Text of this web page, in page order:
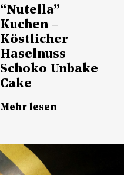
“Nutella”
Kuchen –
Köstlicher
Haselnuss
Schoko Unbake
Cake
Mehr lesen